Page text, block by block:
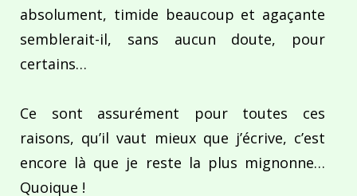
absolument, timide beaucoup et agaçante
semblerait-il, sans aucun doute, pour
certains…
Ce sont assurément pour toutes ces
raisons, qu’il vaut mieux que j’écrive, c’est
encore là que je reste la plus mignonne…
Quoique !